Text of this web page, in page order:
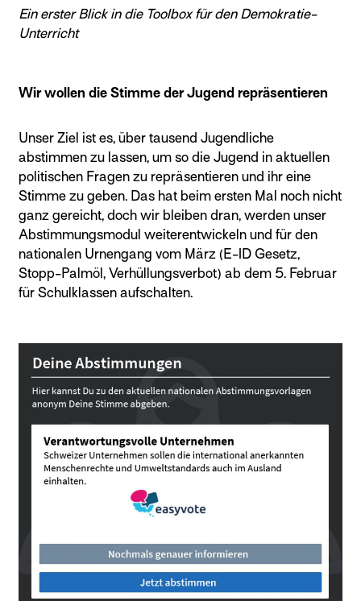
Ein erster Blick in die Toolbox für den Demokratie-
Unterricht
Wir wollen die Stimme der Jugend repräsentieren
Unser Ziel ist es, über tausend Jugendliche
abstimmen zu lassen, um so die Jugend in aktuellen
politischen Fragen zu repräsentieren und ihr eine
Stimme zu geben. Das hat beim ersten Mal noch nicht
ganz gereicht, doch wir bleiben dran, werden unser
Abstimmungsmodul weiterentwickeln und für den
nationalen Urnengang vom März (E-ID Gesetz,
Stopp-Palmöl, Verhüllungsverbot) ab dem 5. Februar
für Schulklassen aufschalten.